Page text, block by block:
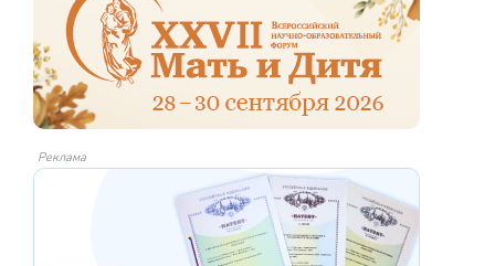
Реклама